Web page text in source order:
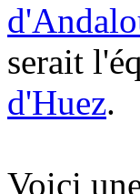
serait
d'Huez.
Voici